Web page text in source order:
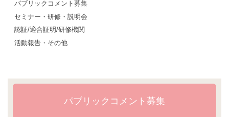
パブリックコメント募集
セミナー・研修・説明会
認証/適合証明/研修機関
活動報告・その他
パブリックコメント募集